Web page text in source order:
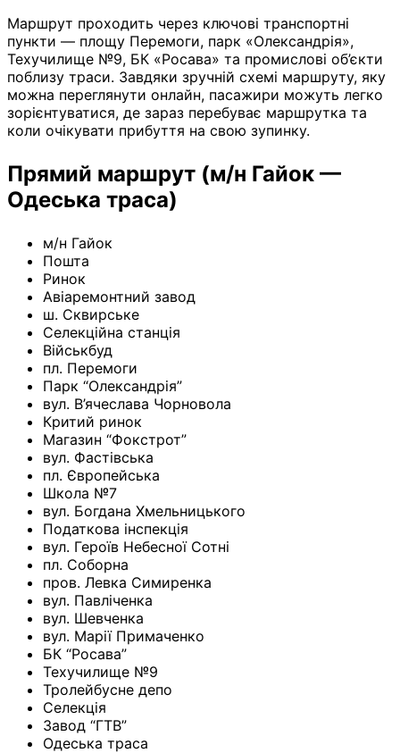
Маршрут проходить через ключові транспортні
пункти — площу Перемоги, парк «Олександрія»,
Техучилище №9, БК «Росава» та промислові об’єкти
поблизу траси. Завдяки зручній схемі маршруту, яку
можна переглянути онлайн, пасажири можуть легко
зорієнтуватися, де зараз перебуває маршрутка та
коли очікувати прибуття на свою зупинку.
Прямий маршрут (м/н Гайок —
Одеська траса)
м/н Гайок
Пошта
Ринок
Авіаремонтний завод
ш. Сквирське
Селекційна станція
Військбуд
пл. Перемоги
Парк “Олександрія”
вул. В’ячеслава Чорновола
Критий ринок
Магазин “Фокстрот”
вул. Фастівська
пл. Європейська
Школа №7
вул. Богдана Хмельницького
Податкова інспекція
вул. Героїв Небесної Сотні
пл. Соборна
пров. Левка Симиренка
вул. Павліченка
вул. Шевченка
вул. Марії Примаченко
БК “Росава”
Техучилище №9
Тролейбусне депо
Селекція
Завод “ГТВ”
Одеська траса